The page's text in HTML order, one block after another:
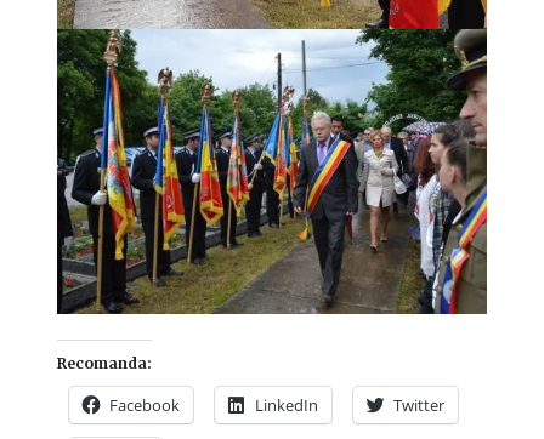
Recomanda:
Facebook LinkedIn Twitter